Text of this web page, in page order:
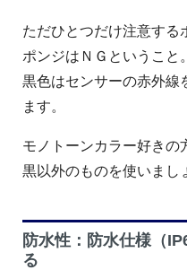
ただひとつだけ注意する
ポンジはＮＧということ。
黒色はセンサーの赤外線
ます。
モノトーンカラー好きの
黒以外のものを使いまし
防水性：防水仕様（
る